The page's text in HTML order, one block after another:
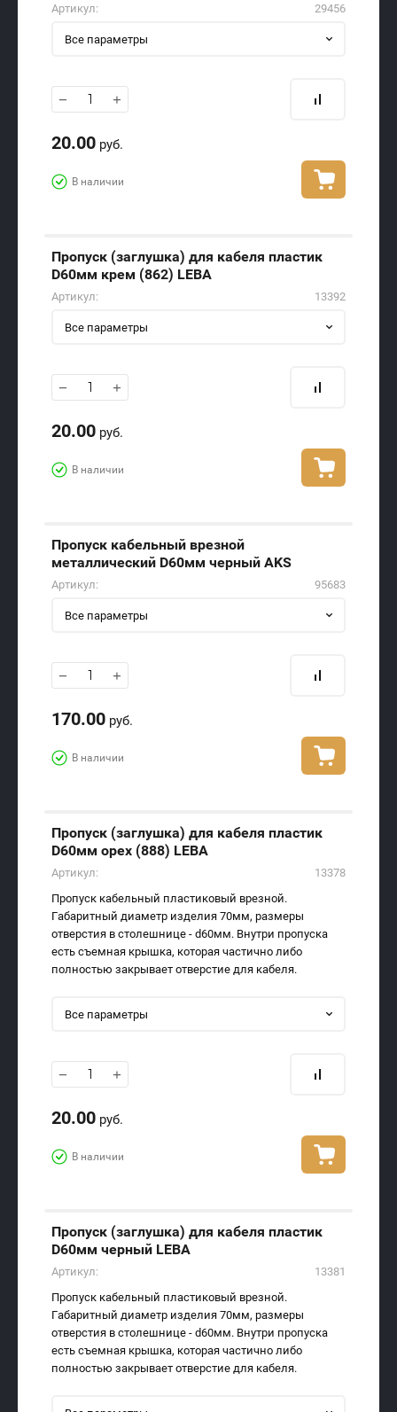
Артикул: 29456
Все параметры
− +
20.00 руб.
В наличии
Пропуск (заглушка) для кабеля пластик
D60мм крем (862) LEBA
Артикул: 13392
Все параметры
− +
20.00 руб.
В наличии
Пропуск кабельный врезной
металлический D60мм черный AKS
Артикул: 95683
Все параметры
− +
170.00 руб.
В наличии
Пропуск (заглушка) для кабеля пластик
D60мм орех (888) LEBA
Артикул:
13378
Пропуск кабельный пластиковый врезной.
Габаритный диаметр изделия 70мм, размеры
отверстия в столешнице - d60мм. Внутри пропуска
есть съемная крышка, которая частично либо
полностью закрывает отверстие для кабеля.
Все параметры
− +
20.00 руб.
В наличии
Пропуск (заглушка) для кабеля пластик
D60мм черный LEBA
Артикул:
13381
Пропуск кабельный пластиковый врезной.
Габаритный диаметр изделия 70мм, размеры
отверстия в столешнице - d60мм. Внутри пропуска
есть съемная крышка, которая частично либо
полностью закрывает отверстие для кабеля.